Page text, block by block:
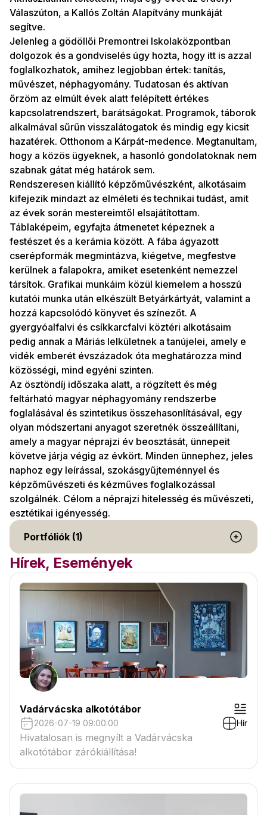
Válaszúton, a Kallós Zoltán Alapítvány munkáját
segítve.
Jelenleg a gödöllői Premontrei Iskolaközpontban
dolgozok és a gondviselés úgy hozta, hogy itt is azzal
foglalkozhatok, amihez legjobban értek: tanítás,
művészet, néphagyomány. Tudatosan és aktívan
őrzöm az elmúlt évek alatt felépített értékes
kapcsolatrendszert, barátságokat. Programok, táborok
alkalmával sűrűn visszalátogatok és mindig egy kicsit
hazatérek. Otthonom a Kárpát-medence. Megtanultam,
hogy a közös ügyeknek, a hasonló gondolatoknak nem
szabnak gátat még határok sem.
Rendszeresen kiállító képzőművészként, alkotásaim
kifejezik mindazt az elméleti és technikai tudást, amit
az évek során mestereimtől elsajátítottam.
Táblaképeim, egyfajta átmenetet képeznek a
festészet és a kerámia között. A fába ágyazott
cserépformák megmintázva, kiégetve, megfestve
kerülnek a falapokra, amiket esetenként nemezzel
társítok. Grafikai munkáim közül kiemelem a hosszú
kutatói munka után elkészült Betyárkártyát, valamint a
hozzá kapcsolódó könyvet és színezőt. A
gyergyóalfalvi és csíkkarcfalvi köztéri alkotásaim
pedig annak a Máriás lelkületnek a tanújelei, amely e
vidék emberét évszázadok óta meghatározza mind
közösségi, mind egyéni szinten.
Az ösztöndíj időszaka alatt, a rögzített és még
feltárható magyar néphagyomány rendszerbe
foglalásával és szintetikus összehasonlításával, egy
olyan módszertani anyagot szeretnék összeállítani,
amely a magyar néprajzi év beosztását, ünnepeit
követve járja végig az évkört. Minden ünnephez, jeles
naphoz egy leírással, szokásgyűjteménnyel és
képzőművészeti és kézműves foglalkozással
szolgálnék. Célom a néprajzi hitelesség és művészeti,
esztétikai igényesség.
Portfóliók (1)
Hírek, Események
Vadárvácska alkotótábor
2026-07-19 09:00:00 Hír
Hivatalosan is megnyílt a Vadárvácska
alkotótábor zárókiállítása!